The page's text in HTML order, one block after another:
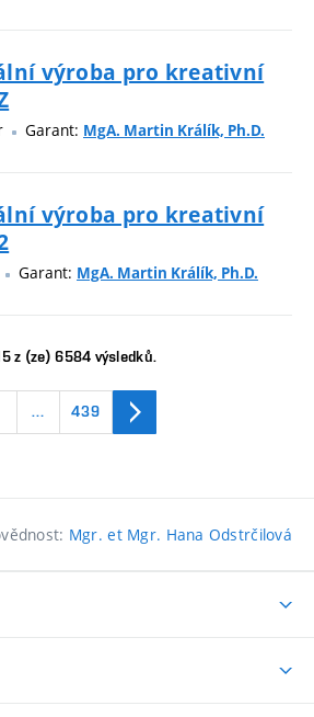
výroba pro kreativní
Garant: MgA. Martin Králík, Ph.D.
výroba pro kreativní
Garant: MgA. Martin Králík, Ph.D.
z (ze) 6584 výsledků.
… 439
Mgr. et Mgr. Hana Odstrčilová